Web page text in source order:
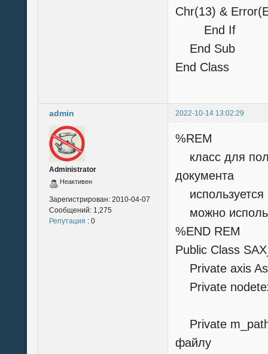
Chr(13) &
End If
End Sub
End Class
admin 2022-10-14 13:02:29
Administrator
Неактивен
Зарегистрирован: 2010-04-07
Сообщений: 1,275
Репутация : 0
%REM
класс для
документа
используется
можно
%END REM
Public Class
Private axis As
Private
Private
файлу